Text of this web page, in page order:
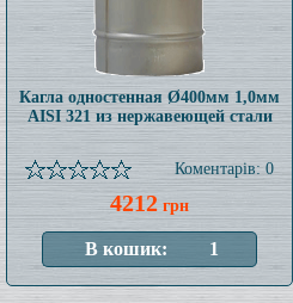
Кагла одностенная Ø400мм 1,0мм
AISI 321 из нержавеющей стали
Коментарів: 0
4212 грн